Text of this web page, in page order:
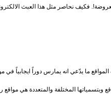
فكيف نحاصر مثل هذا العبث
ما يدّعي انه يمارس دوراً ايجابياً
المختلفة والمتعددة هي مواقع